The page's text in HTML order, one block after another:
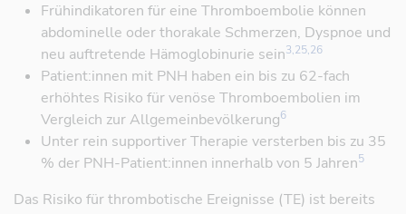
Frühindikatoren für eine Thromboembolie können
abdominelle oder thorakale Schmerzen, Dyspnoe und
neu auftretende Hämoglobinurie seinReferenz öffnen
3,25,26
Patient:innen mit PNH haben ein bis zu 62-fach
erhöhtes Risiko für venöse Thromboembolien im
Vergleich zur AllgemeinbevölkerungReferenz öffnen
6
Unter rein supportiver Therapie versterben bis zu 35
% der PNH-Patient:innen innerhalb von 5 JahrenReferenz
5
Das Risiko für thrombotische Ereignisse (TE) ist bereits